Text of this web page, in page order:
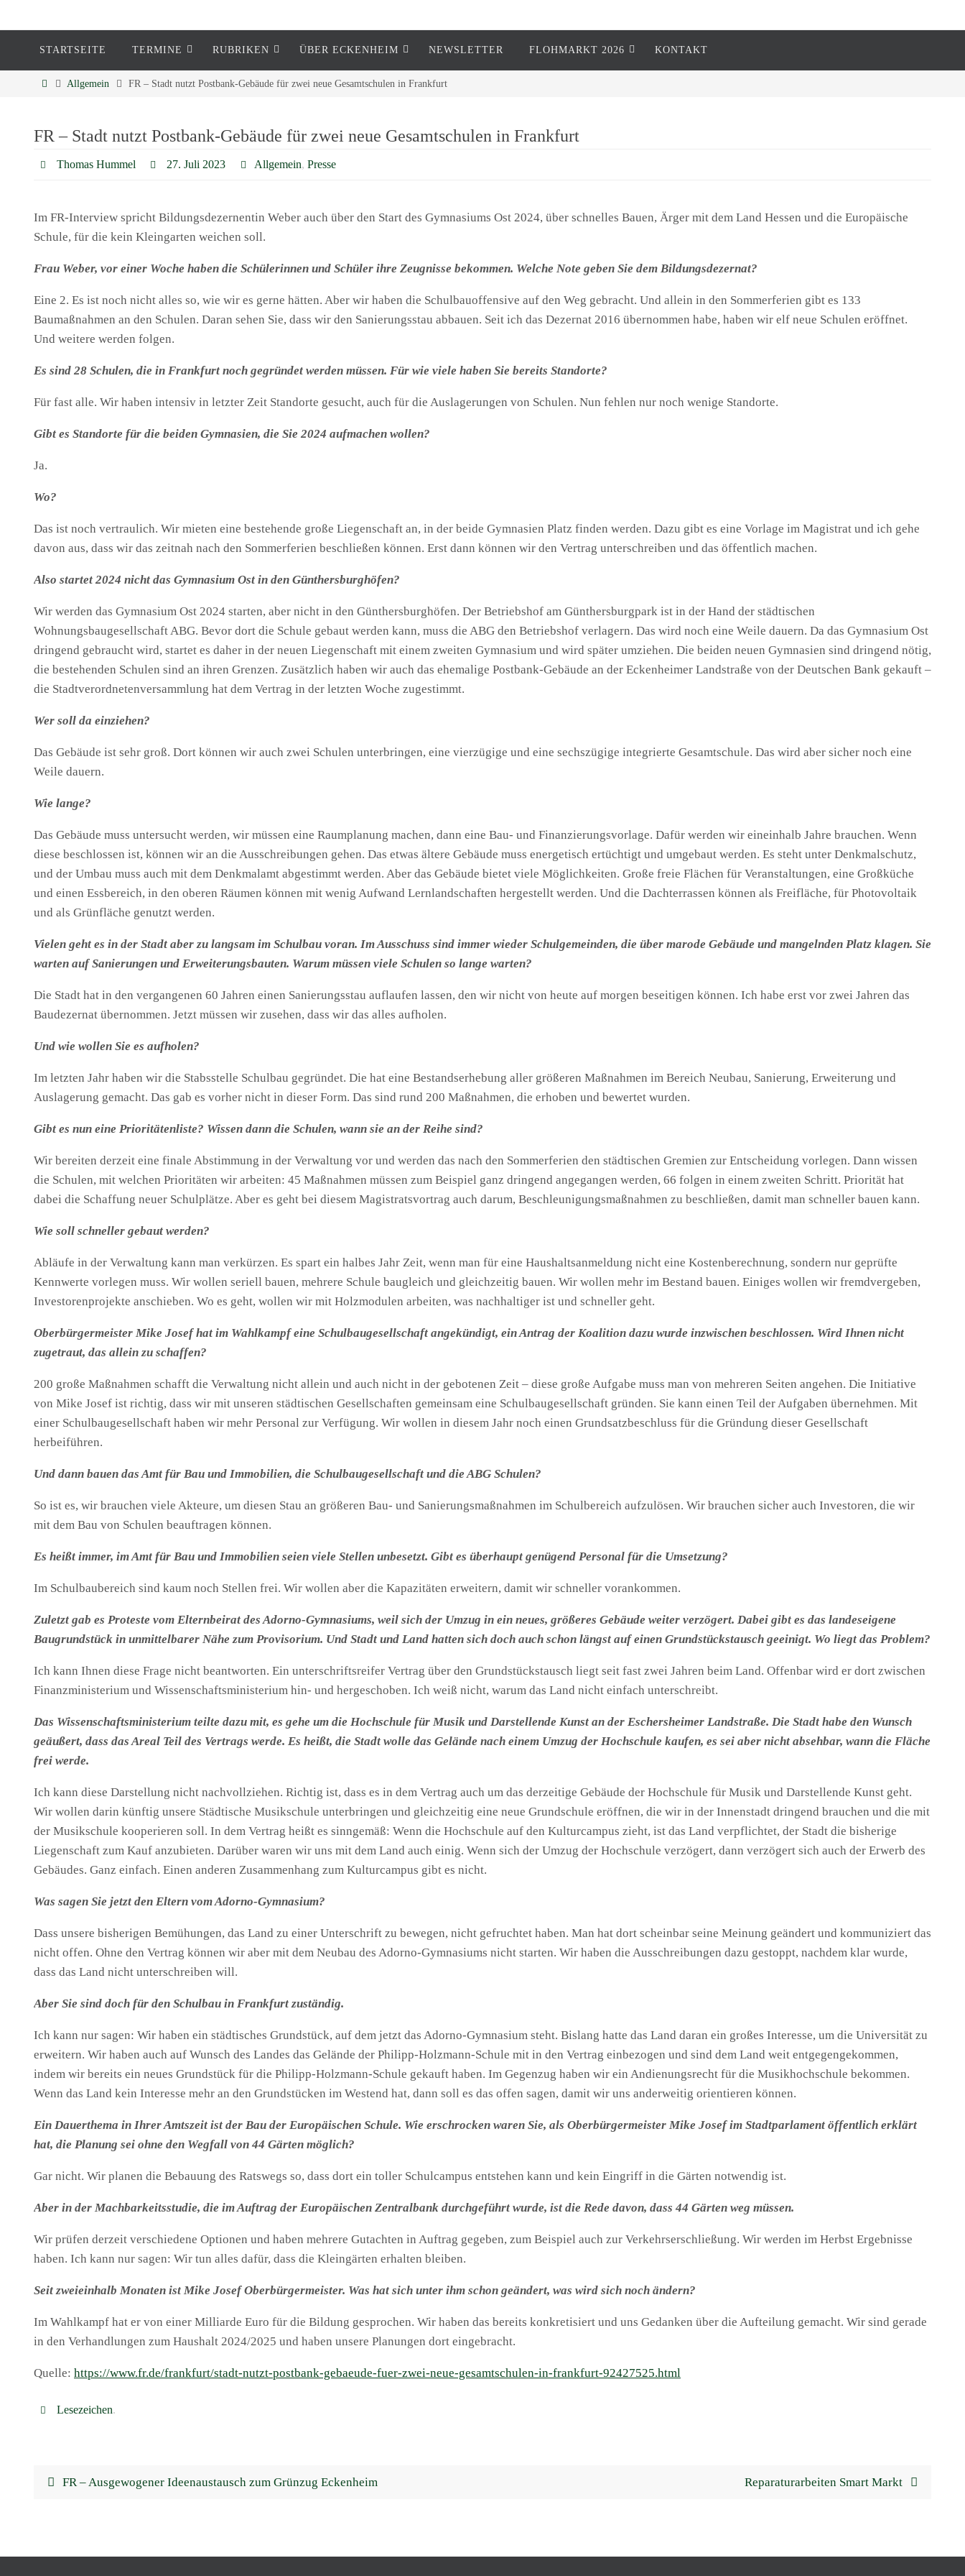
Eckenheim
STARTSEITE TERMINE RUBRIKEN ÜBER ECKENHEIM NEWSLETTER FLOHMARKT 2026 KONTAKT
Allgemein FR – Stadt nutzt Postbank-Gebäude für zwei neue Gesamtschulen in Frankfurt
FR – Stadt nutzt Postbank-Gebäude für zwei neue Gesamtschulen in Frankfurt
Thomas Hummel 27. Juli 2023 Allgemein,Presse
Im FR-Interview spricht Bildungsdezernentin Weber auch über den Start des Gymnasiums Ost 2024, über schnelles Bauen, Ärger mit dem Land Hessen und die Europäische
Schule, für die kein Kleingarten weichen soll.
Frau Weber, vor einer Woche haben die Schülerinnen und Schüler ihre Zeugnisse bekommen. Welche Note geben Sie dem Bildungsdezernat?
Eine 2. Es ist noch nicht alles so, wie wir es gerne hätten. Aber wir haben die Schulbauoffensive auf den Weg gebracht. Und allein in den Sommerferien gibt es 133
Baumaßnahmen an den Schulen. Daran sehen Sie, dass wir den Sanierungsstau abbauen. Seit ich das Dezernat 2016 übernommen habe, haben wir elf neue Schulen eröffnet.
Und weitere werden folgen.
Es sind 28 Schulen, die in Frankfurt noch gegründet werden müssen. Für wie viele haben Sie bereits Standorte?
Für fast alle. Wir haben intensiv in letzter Zeit Standorte gesucht, auch für die Auslagerungen von Schulen. Nun fehlen nur noch wenige Standorte.
Gibt es Standorte für die beiden Gymnasien, die Sie 2024 aufmachen wollen?
Ja.
Wo?
Das ist noch vertraulich. Wir mieten eine bestehende große Liegenschaft an, in der beide Gymnasien Platz finden werden. Dazu gibt es eine Vorlage im Magistrat und ich gehe
davon aus, dass wir das zeitnah nach den Sommerferien beschließen können. Erst dann können wir den Vertrag unterschreiben und das öffentlich machen.
Also startet 2024 nicht das Gymnasium Ost in den Günthersburghöfen?
Wir werden das Gymnasium Ost 2024 starten, aber nicht in den Günthersburghöfen. Der Betriebshof am Günthersburgpark ist in der Hand der städtischen
Wohnungsbaugesellschaft ABG. Bevor dort die Schule gebaut werden kann, muss die ABG den Betriebshof verlagern. Das wird noch eine Weile dauern. Da das Gymnasium Ost
dringend gebraucht wird, startet es daher in der neuen Liegenschaft mit einem zweiten Gymnasium und wird später umziehen. Die beiden neuen Gymnasien sind dringend nötig,
die bestehenden Schulen sind an ihren Grenzen. Zusätzlich haben wir auch das ehemalige Postbank-Gebäude an der Eckenheimer Landstraße von der Deutschen Bank gekauft –
die Stadtverordnetenversammlung hat dem Vertrag in der letzten Woche zugestimmt.
Wer soll da einziehen?
Das Gebäude ist sehr groß. Dort können wir auch zwei Schulen unterbringen, eine vierzügige und eine sechszügige integrierte Gesamtschule. Das wird aber sicher noch eine
Weile dauern.
Wie lange?
Das Gebäude muss untersucht werden, wir müssen eine Raumplanung machen, dann eine Bau- und Finanzierungsvorlage. Dafür werden wir eineinhalb Jahre brauchen. Wenn
diese beschlossen ist, können wir an die Ausschreibungen gehen. Das etwas ältere Gebäude muss energetisch ertüchtigt und umgebaut werden. Es steht unter Denkmalschutz,
und der Umbau muss auch mit dem Denkmalamt abgestimmt werden. Aber das Gebäude bietet viele Möglichkeiten. Große freie Flächen für Veranstaltungen, eine Großküche
und einen Essbereich, in den oberen Räumen können mit wenig Aufwand Lernlandschaften hergestellt werden. Und die Dachterrassen können als Freifläche, für Photovoltaik
und als Grünfläche genutzt werden.
Vielen geht es in der Stadt aber zu langsam im Schulbau voran. Im Ausschuss sind immer wieder Schulgemeinden, die über marode Gebäude und mangelnden Platz klagen. Sie
warten auf Sanierungen und Erweiterungsbauten. Warum müssen viele Schulen so lange warten?
Die Stadt hat in den vergangenen 60 Jahren einen Sanierungsstau auflaufen lassen, den wir nicht von heute auf morgen beseitigen können. Ich habe erst vor zwei Jahren das
Baudezernat übernommen. Jetzt müssen wir zusehen, dass wir das alles aufholen.
Und wie wollen Sie es aufholen?
Im letzten Jahr haben wir die Stabsstelle Schulbau gegründet. Die hat eine Bestandserhebung aller größeren Maßnahmen im Bereich Neubau, Sanierung, Erweiterung und
Auslagerung gemacht. Das gab es vorher nicht in dieser Form. Das sind rund 200 Maßnahmen, die erhoben und bewertet wurden.
Gibt es nun eine Prioritätenliste? Wissen dann die Schulen, wann sie an der Reihe sind?
Wir bereiten derzeit eine finale Abstimmung in der Verwaltung vor und werden das nach den Sommerferien den städtischen Gremien zur Entscheidung vorlegen. Dann wissen
die Schulen, mit welchen Prioritäten wir arbeiten: 45 Maßnahmen müssen zum Beispiel ganz dringend angegangen werden, 66 folgen in einem zweiten Schritt. Priorität hat
dabei die Schaffung neuer Schulplätze. Aber es geht bei diesem Magistratsvortrag auch darum, Beschleunigungsmaßnahmen zu beschließen, damit man schneller bauen kann.
Wie soll schneller gebaut werden?
Abläufe in der Verwaltung kann man verkürzen. Es spart ein halbes Jahr Zeit, wenn man für eine Haushaltsanmeldung nicht eine Kostenberechnung, sondern nur geprüfte
Kennwerte vorlegen muss. Wir wollen seriell bauen, mehrere Schule baugleich und gleichzeitig bauen. Wir wollen mehr im Bestand bauen. Einiges wollen wir fremdvergeben,
Investorenprojekte anschieben. Wo es geht, wollen wir mit Holzmodulen arbeiten, was nachhaltiger ist und schneller geht.
Oberbürgermeister Mike Josef hat im Wahlkampf eine Schulbaugesellschaft angekündigt, ein Antrag der Koalition dazu wurde inzwischen beschlossen. Wird Ihnen nicht
zugetraut, das allein zu schaffen?
200 große Maßnahmen schafft die Verwaltung nicht allein und auch nicht in der gebotenen Zeit – diese große Aufgabe muss man von mehreren Seiten angehen. Die Initiative
von Mike Josef ist richtig, dass wir mit unseren städtischen Gesellschaften gemeinsam eine Schulbaugesellschaft gründen. Sie kann einen Teil der Aufgaben übernehmen. Mit
einer Schulbaugesellschaft haben wir mehr Personal zur Verfügung. Wir wollen in diesem Jahr noch einen Grundsatzbeschluss für die Gründung dieser Gesellschaft
herbeiführen.
Und dann bauen das Amt für Bau und Immobilien, die Schulbaugesellschaft und die ABG Schulen?
So ist es, wir brauchen viele Akteure, um diesen Stau an größeren Bau- und Sanierungsmaßnahmen im Schulbereich aufzulösen. Wir brauchen sicher auch Investoren, die wir
mit dem Bau von Schulen beauftragen können.
Es heißt immer, im Amt für Bau und Immobilien seien viele Stellen unbesetzt. Gibt es überhaupt genügend Personal für die Umsetzung?
Im Schulbaubereich sind kaum noch Stellen frei. Wir wollen aber die Kapazitäten erweitern, damit wir schneller vorankommen.
Zuletzt gab es Proteste vom Elternbeirat des Adorno-Gymnasiums, weil sich der Umzug in ein neues, größeres Gebäude weiter verzögert. Dabei gibt es das landeseigene
Baugrundstück in unmittelbarer Nähe zum Provisorium. Und Stadt und Land hatten sich doch auch schon längst auf einen Grundstückstausch geeinigt. Wo liegt das Problem?
Ich kann Ihnen diese Frage nicht beantworten. Ein unterschriftsreifer Vertrag über den Grundstückstausch liegt seit fast zwei Jahren beim Land. Offenbar wird er dort zwischen
Finanzministerium und Wissenschaftsministerium hin- und hergeschoben. Ich weiß nicht, warum das Land nicht einfach unterschreibt.
Das Wissenschaftsministerium teilte dazu mit, es gehe um die Hochschule für Musik und Darstellende Kunst an der Eschersheimer Landstraße. Die Stadt habe den Wunsch
geäußert, dass das Areal Teil des Vertrags werde. Es heißt, die Stadt wolle das Gelände nach einem Umzug der Hochschule kaufen, es sei aber nicht absehbar, wann die Fläche
frei werde.
Ich kann diese Darstellung nicht nachvollziehen. Richtig ist, dass es in dem Vertrag auch um das derzeitige Gebäude der Hochschule für Musik und Darstellende Kunst geht.
Wir wollen darin künftig unsere Städtische Musikschule unterbringen und gleichzeitig eine neue Grundschule eröffnen, die wir in der Innenstadt dringend brauchen und die mit
der Musikschule kooperieren soll. In dem Vertrag heißt es sinngemäß: Wenn die Hochschule auf den Kulturcampus zieht, ist das Land verpflichtet, der Stadt die bisherige
Liegenschaft zum Kauf anzubieten. Darüber waren wir uns mit dem Land auch einig. Wenn sich der Umzug der Hochschule verzögert, dann verzögert sich auch der Erwerb des
Gebäudes. Ganz einfach. Einen anderen Zusammenhang zum Kulturcampus gibt es nicht.
Was sagen Sie jetzt den Eltern vom Adorno-Gymnasium?
Dass unsere bisherigen Bemühungen, das Land zu einer Unterschrift zu bewegen, nicht gefruchtet haben. Man hat dort scheinbar seine Meinung geändert und kommuniziert das
nicht offen. Ohne den Vertrag können wir aber mit dem Neubau des Adorno-Gymnasiums nicht starten. Wir haben die Ausschreibungen dazu gestoppt, nachdem klar wurde,
dass das Land nicht unterschreiben will.
Aber Sie sind doch für den Schulbau in Frankfurt zuständig.
Ich kann nur sagen: Wir haben ein städtisches Grundstück, auf dem jetzt das Adorno-Gymnasium steht. Bislang hatte das Land daran ein großes Interesse, um die Universität zu
erweitern. Wir haben auch auf Wunsch des Landes das Gelände der Philipp-Holzmann-Schule mit in den Vertrag einbezogen und sind dem Land weit entgegengekommen,
indem wir bereits ein neues Grundstück für die Philipp-Holzmann-Schule gekauft haben. Im Gegenzug haben wir ein Andienungsrecht für die Musikhochschule bekommen.
Wenn das Land kein Interesse mehr an den Grundstücken im Westend hat, dann soll es das offen sagen, damit wir uns anderweitig orientieren können.
Ein Dauerthema in Ihrer Amtszeit ist der Bau der Europäischen Schule. Wie erschrocken waren Sie, als Oberbürgermeister Mike Josef im Stadtparlament öffentlich erklärt
hat, die Planung sei ohne den Wegfall von 44 Gärten möglich?
Gar nicht. Wir planen die Bebauung des Ratswegs so, dass dort ein toller Schulcampus entstehen kann und kein Eingriff in die Gärten notwendig ist.
Aber in der Machbarkeitsstudie, die im Auftrag der Europäischen Zentralbank durchgeführt wurde, ist die Rede davon, dass 44 Gärten weg müssen.
Wir prüfen derzeit verschiedene Optionen und haben mehrere Gutachten in Auftrag gegeben, zum Beispiel auch zur Verkehrserschließung. Wir werden im Herbst Ergebnisse
haben. Ich kann nur sagen: Wir tun alles dafür, dass die Kleingärten erhalten bleiben.
Seit zweieinhalb Monaten ist Mike Josef Oberbürgermeister. Was hat sich unter ihm schon geändert, was wird sich noch ändern?
Im Wahlkampf hat er von einer Milliarde Euro für die Bildung gesprochen. Wir haben das bereits konkretisiert und uns Gedanken über die Aufteilung gemacht. Wir sind gerade
in den Verhandlungen zum Haushalt 2024/2025 und haben unsere Planungen dort eingebracht.
Quelle: https://www.fr.de/frankfurt/stadt-nutzt-postbank-gebaeude-fuer-zwei-neue-gesamtschulen-in-frankfurt-92427525.html
Lesezeichen.
FR – Ausgewogener Ideenaustausch zum Grünzug Eckenheim Reparaturarbeiten Smart Markt